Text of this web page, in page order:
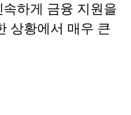
하게 금융 지원을
상황에서 매우 큰